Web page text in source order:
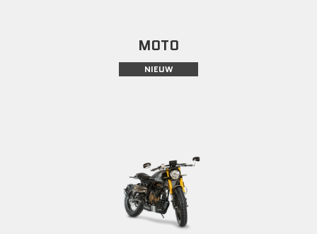
MOTO
NIEUW